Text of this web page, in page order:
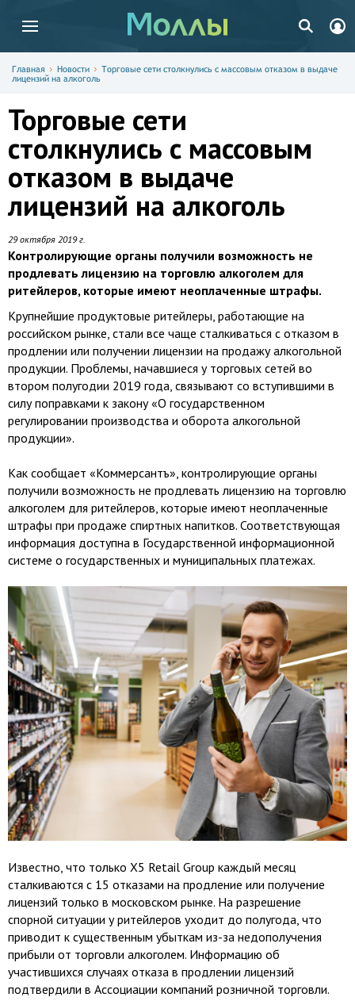
Главная Новости
Торговые сети столкнулись с массовым отказом в выдаче
лицензий на алкоголь
Торговые сети
столкнулись с массовым
отказом в выдаче
лицензий на алкоголь
29 октября 2019 г.
Контролирующие органы получили возможность не
продлевать лицензию на торговлю алкоголем для
ритейлеров, которые имеют неоплаченные штрафы.
Крупнейшие продуктовые ритейлеры, работающие на
российском рынке, стали все чаще сталкиваться с отказом в
продлении или получении лицензии на продажу алкогольной
продукции. Проблемы, начавшиеся у торговых сетей во
втором полугодии 2019 года, связывают со вступившими в
силу поправками к закону «О государственном
регулировании производства и оборота алкогольной
продукции».
Как сообщает «Коммерсантъ», контролирующие органы
получили возможность не продлевать лицензию на торговлю
алкоголем для ритейлеров, которые имеют неоплаченные
штрафы при продаже спиртных напитков. Соответствующая
информация доступна в Государственной информационной
системе о государственных и муниципальных платежах.
Известно, что только X5 Retail Group каждый месяц
сталкиваются с 15 отказами на продление или получение
лицензий только в московском рынке. На разрешение
спорной ситуации у ритейлеров уходит до полугода, что
приводит к существенным убыткам из-за недополучения
прибыли от торговли алкоголем. Информацию об
участившихся случаях отказа в продлении лицензий
подтвердили в Ассоциации компаний розничной торговли.